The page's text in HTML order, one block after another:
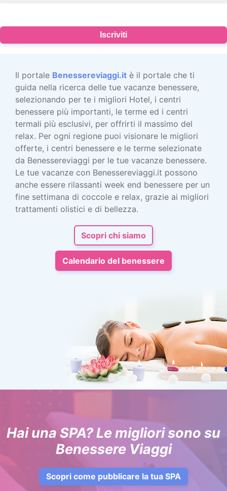
Iscriviti
Il portale Benessereviaggi.it è il portale che ti
guida nella ricerca delle tue vacanze benessere,
selezionando per te i migliori Hotel, i centri
benessere più importanti, le terme ed i centri
termali più esclusivi, per offrirti il massimo del
relax. Per ogni regione puoi visionare le migliori
offerte, i centri benessere e le terme selezionate
da Benessereviaggi per le tue vacanze benessere.
Le tue vacanze con Benessereviaggi.it possono
anche essere rilassanti week end benessere per un
fine settimana di coccole e relax, grazie ai migliori
trattamenti olistici e di bellezza.
Scopri chi siamo
Calendario del benessere
Hai una SPA? Le migliori sono su
Benessere Viaggi
Scopri come pubblicare la tua SPA